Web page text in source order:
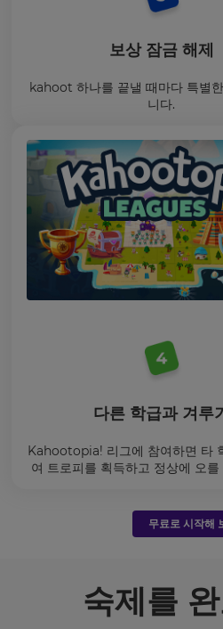
보상 잠금 해제
kahoot 하나를 끝낼 때마다 특별
니다.
다른 학급과 겨루기
Kahootopia! 리그에 참여하면 타
여 트로피를 획득하고 정상에 오
무료로 시작해
숙제를